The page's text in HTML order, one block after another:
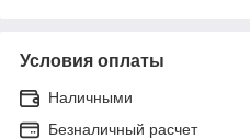
Условия оплаты
Наличными
Безналичный расчет